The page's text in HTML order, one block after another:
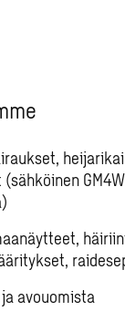
avouomista